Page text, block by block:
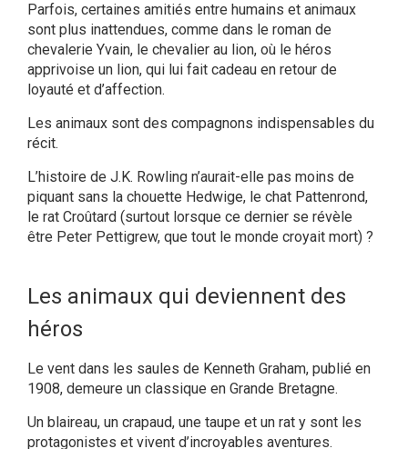
Parfois, certaines amitiés entre humains et animaux
sont plus inattendues, comme dans le roman de
chevalerie Yvain, le chevalier au lion, où le héros
apprivoise un lion, qui lui fait cadeau en retour de
loyauté et d’affection.
Les animaux sont des compagnons indispensables du
récit.
L’histoire de J.K. Rowling n’aurait-elle pas moins de
piquant sans la chouette Hedwige, le chat Pattenrond,
le rat Croûtard (surtout lorsque ce dernier se révèle
être Peter Pettigrew, que tout le monde croyait mort) ?
Les animaux qui deviennent des
héros
Le vent dans les saules de Kenneth Graham, publié en
1908, demeure un classique en Grande Bretagne.
Un blaireau, un crapaud, une taupe et un rat y sont les
protagonistes et vivent d’incroyables aventures.